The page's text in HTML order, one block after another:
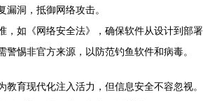
漏洞，抵御网络攻击。
，如《网络安全法》，确保软件从设计到部署
警惕非官方来源，以防范钓鱼软件和病毒。
教育现代化注入活力，但信息安全不容忽视。